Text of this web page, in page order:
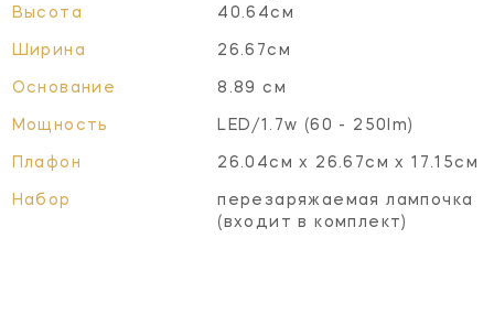
Высота
40.64см
Ширина 26.67см
Основание 8.89 см
Мощность LED/1.7w (60 - 250lm)
Плафон 26.04см x 26.67см x 17.15см
Набор
перезаряжаемая лампочка
(входит в комплект)